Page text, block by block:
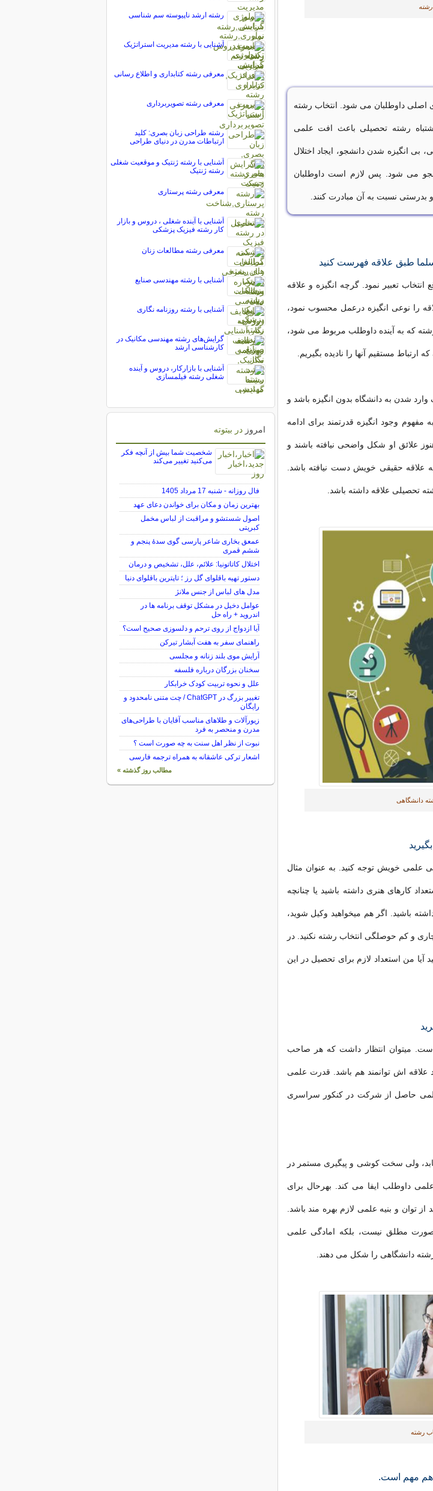
رشته
اصلی داوطلبان می شود. انتخاب رشته
رشته تحصیلی باعث افت علمی
بی انگيزه شدن دانشجو، ایجاد اختلال
می شود. پس لازم است داوطلبان
و بدرستی نسبت به آن مبادرت کنند.
طبق علاقه فهرست کنید
انتخاب تعبیر نمود. گرچه انگيزه و علاقه
را نوعی انگيزه درعمل محسوب نمود،
که به آينده داوطلب مربوط می شود،
ارتباط مستقیم آنها را نادیده بگیریم.
شدن به دانشگاه بدون انگيزه باشد و
مفهوم وجود انگيزه قدرتمند برای ادامه
علائق او شکل واضحی نیافته باشند و
علاقه حقیقی خویش دست نیافته باشد.
تحصیلی علاقه داشته باشد.
دانشگاهی
علمی خویش توجه کنید. به عنوان مثال
کارهای هنری داشته باشید یا چنانچه
باشید. اگر هم میخواهید وکیل شوید،
و کم حوصلگی انتخاب رشته نکنید. در
آیا من استعداد لازم برای تحصیل در این
است. میتوان انتظار داشت که هر صاحب
علاقه اش توانمند هم باشد. قدرت علمی
علمی حاصل از شرکت در کنکور سراسری
ولی سخت کوشی و پیگیری مستمر در
داوطلب ایفا می کند. بهرحال برای
توان و بنیه علمی لازم بهره مند باشد.
صورت مطلق نیست، بلکه امادگی علمی
دانشگاهی را شکل می دهند.
رشته
هم مهم است.
رشته ارشد ناپیوسته سم شناسی
آشنایی با رشته مدیریت استراتژیک
معرفی رشته کتابداری و اطلاع رسانی
معرفی رشته تصویربرداری
رشته طراحی زبان بصری: کلید
ارتباطات مدرن در دنیای طراحی
آشنایی با رشته ژنتیک و موقعیت شغلی
رشته ژنتیک
معرفی رشته پرستاری
آشنایی با آینده شغلی ، دروس و بازار
کار رشته فیزیک پزشکی
معرفی رشته مطالعات زنان
آشنایی با رشته مهندسی صنایع
آشنایی با رشته روزنامه نگاری
گرایش‌های رشته مهندسی مکانیک در
کارشناسی ارشد
آشنایی با بازارکار، دروس و آینده
شغلی رشته فیلمسازی
امروز در بیتوته
شخصیت شما بیش از آنچه فکر
می‌کنید تغییر می‌کند
فال روزانه - شنبه 17 مرداد 1405
بهترین زمان و مکان برای خواندن دعای عهد
اصول شستشو و مراقبت از لباس مخمل
کبریتی
عمعق بخاری شاعر پارسی گوی سدهٔ پنجم و
ششم قمری
اختلال کاتاتونیا: علائم، علل، تشخیص و درمان
دستور تهیه باقلوای گل رز ؛ تاپترین باقلوای دنیا
مدل های لباس از جنس ملانژ
عوامل دخیل در مشکل توقف برنامه ها در
اندروید + راه حل
آیا ازدواج از روی ترحم و دلسوزی صحیح است؟
راهنمای سفر به هفت آبشار تیرکن
آرایش موی بلند زنانه و مجلسی
سخنان بزرگان درباره فلسفه
علل و نحوه تربیت کودک خرابکار
تغییر بزرگ در ChatGPT / چت متنی نامحدود و
رایگان
زیورآلات و طلاهای مناسب آقایان با طراحی‌های
مدرن و منحصر به فرد
نبوت از نظر اهل سنت به چه صورت است ؟
اشعار ترکی عاشقانه به همراه ترجمه فارسی
مطالب روز گذشته »